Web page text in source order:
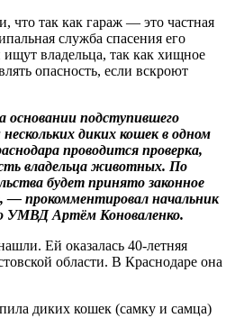
что так как гараж — это частная
служба спасения его
ищут владельца, так как хищное
опасность, если вскроют
подступившего
диких кошек в одном
проводится проверка,
владельца животных. По
будет принято законное
— прокомментировал начальник
УМВД Артём Коноваленко.
Ей оказалась 40-летняя
области. В Краснодаре она
диких кошек (самку и самца)